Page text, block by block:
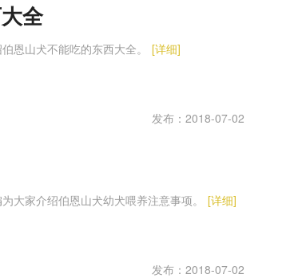
全
恩山犬不能吃的东西大全。 [详细]
发布：2018-07-02
大家介绍伯恩山犬幼犬喂养注意事项。 [详细]
发布：2018-07-02